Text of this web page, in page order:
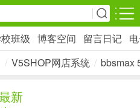
安卓游戏
通讯
应用
影音播放
班级 博客空间 留言日记
/ V5SHOP网店系统 / bbsmax
新